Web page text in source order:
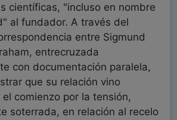
científicas, "incluso en nombre
al fundador. A través del
entre Sigmund
entrecruzada
con documentación paralela,
que su relación vino
comienzo por la tensión,
soterrada, en relación al recelo